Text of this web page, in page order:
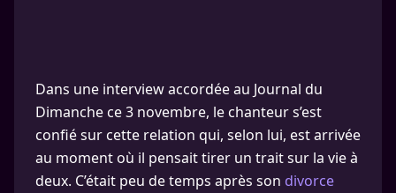
Dans une interview accordée au Journal du
Dimanche ce 3 novembre, le chanteur s’est
confié sur cette relation qui, selon lui, est arrivée
au moment où il pensait tirer un trait sur la vie à
deux. C’était peu de temps après son divorce